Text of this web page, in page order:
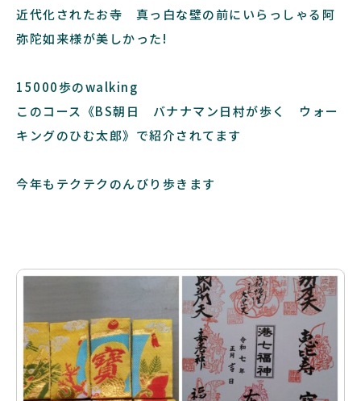
近代化されたお寺 真っ白な壁の前にいらっしゃる阿
弥陀如来様が美しかった!
15000歩のwalking
このコース《BS朝日 バナナマン日村が歩く ウォー
キングのひむ太郎》で紹介されてます
今年もテクテクのんびり歩きます